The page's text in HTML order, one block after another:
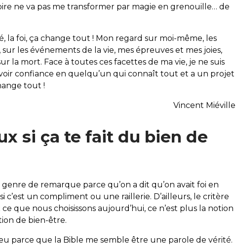
ne va pas me transformer par magie en grenouille… de
la foi, ça change tout ! Mon regard sur moi-même, les
les événements de la vie, mes épreuves et mes joies,
la mort. Face à toutes ces facettes de ma vie, je ne suis
confiance en quelqu’un qui connaît tout et a un projet
tout !
Vincent Miéville
si ça te fait du bien de
de remarque parce qu’on a dit qu’on avait foi en
c’est un compliment ou une raillerie. D’ailleurs, le critère
que nous choisissons aujourd’hui, ce n’est plus la notion
de bien-être.
parce que la Bible me semble être une parole de vérité.